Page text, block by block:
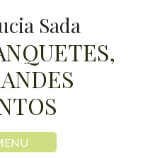
Sada